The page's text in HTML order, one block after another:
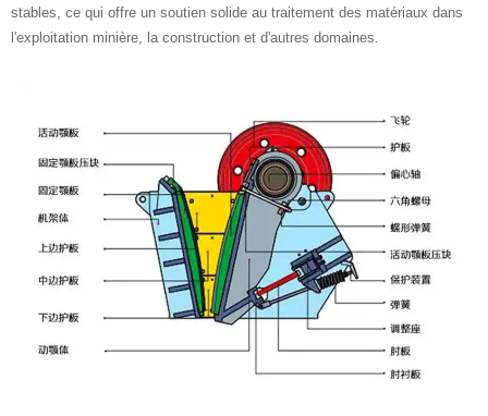
stables, ce qui offre un soutien solide au traitement des matériaux dans
l'exploitation minière, la construction et d'autres domaines.